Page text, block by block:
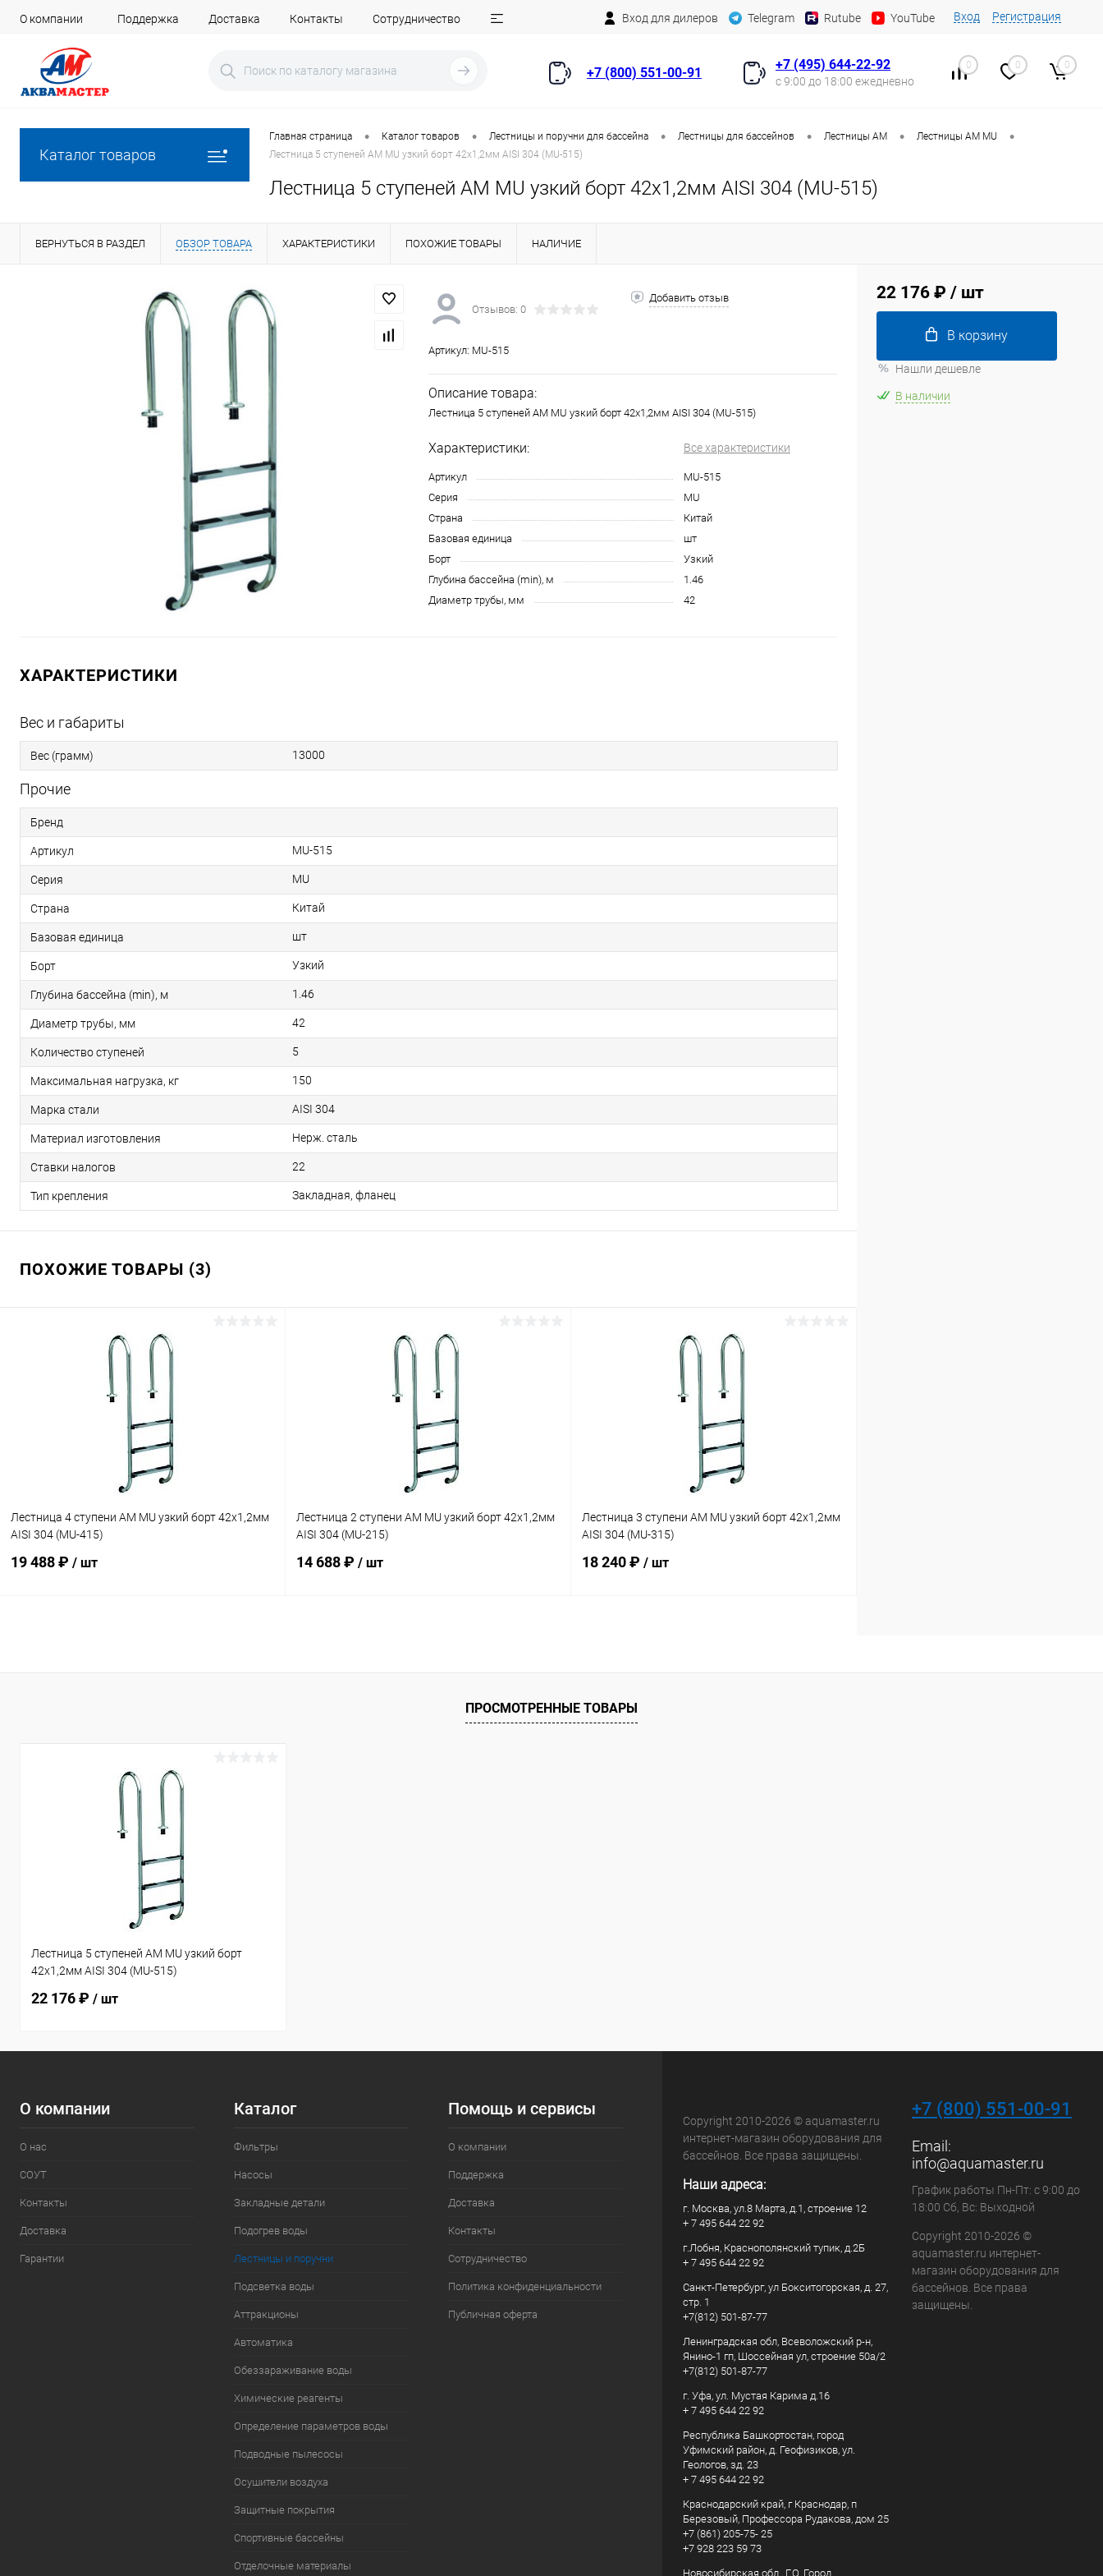
О компании Поддержка Доставка Контакты Сотрудничество Вход для дилеров Telegram Rutube YouTube Вход Регистрация
+7 (800) 551-00-91
+7 (495) 644-22-92
с 9:00 до 18:00 ежедневно
0 0 0
Каталог товаров
Главная страница • Каталог товаров • Лестницы и поручни для бассейна • Лестницы для бассейнов • Лестницы AM • Лестницы AM MU •
Лестница 5 ступеней AM MU узкий борт 42х1,2мм AISI 304 (MU-515)
Лестница 5 ступеней AM MU узкий борт 42х1,2мм AISI 304 (MU-515)
ВЕРНУТЬСЯ В РАЗДЕЛ ОБЗОР ТОВАРА ХАРАКТЕРИСТИКИ ПОХОЖИЕ ТОВАРЫ НАЛИЧИЕ
Отзывов: 0
Добавить отзыв
Артикул: MU-515
Описание товара:
Лестница 5 ступеней AM MU узкий борт 42х1,2мм AISI 304 (MU-515)
Характеристики: Все характеристики
Артикул
MU-515
Серия
MU
Страна
Китай
Базовая единица
шт
Борт
Узкий
Глубина бассейна (min), м
1.46
Диаметр трубы, мм
42
ХАРАКТЕРИСТИКИ
Вес и габариты
Вес (грамм) 13000
Прочие
Бренд
Артикул MU-515
Серия MU
Страна Китай
Базовая единица шт
Борт Узкий
Глубина бассейна (min), м 1.46
Диаметр трубы, мм 42
Количество ступеней 5
Максимальная нагрузка, кг 150
Марка стали AISI 304
Материал изготовления Нерж. сталь
Ставки налогов 22
Тип крепления Закладная, фланец
ПОХОЖИЕ ТОВАРЫ (3)
Лестница 4 ступени AM MU узкий борт 42х1,2мм
AISI 304 (MU-415)
19 488 ₽ / шт
В избранное
Лестница 2 ступени AM MU узкий борт 42х1,2мм
AISI 304 (MU-215)
14 688 ₽ / шт
В избранное
В наличии
Лестница 3 ступени AM MU узкий борт 42х1,2мм
AISI 304 (MU-315)
18 240 ₽ / шт
В избранное
К сравнению
22 176 ₽ / шт
В корзину
Нашли дешевле
В наличии
ПРОСМОТРЕННЫЕ ТОВАРЫ
Лестница 5 ступеней AM MU узкий борт
42х1,2мм AISI 304 (MU-515)
22 176 ₽ / шт
О компании
О нас
СОУТ
Контакты
Доставка
Гарантии
Каталог
Фильтры
Насосы
Закладные детали
Подогрев воды
Лестницы и поручни
Подсветка воды
Аттракционы
Автоматика
Обеззараживание воды
Химические реагенты
Определение параметров воды
Подводные пылесосы
Осушители воздуха
Защитные покрытия
Спортивные бассейны
Отделочные материалы
Помощь и сервисы
О компании
Поддержка
Доставка
Контакты
Сотрудничество
Политика конфиденциальности
Публичная оферта
Copyright 2010-2026 © aquamaster.ru
интернет-магазин оборудования для
бассейнов. Все права защищены.
Наши адреса:
г. Москва, ул.8 Марта, д.1, строение 12
+ 7 495 644 22 92
г.Лобня, Краснополянский тупик, д.2Б
+ 7 495 644 22 92
Санкт-Петербург, ул Бокситогорская, д. 27,
стр. 1
+7(812) 501-87-77
Ленинградская обл, Всеволожский р-н,
Янино-1 гп, Шоссейная ул, строение 50а/2
+7(812) 501-87-77
г. Уфа, ул. Мустая Карима д.16
+ 7 495 644 22 92
Республика Башкортостан, город
Уфимский район, д. Геофизиков, ул.
Геологов, зд. 23
+ 7 495 644 22 92
Краснодарский край, г Краснодар, п
Березовый, Профессора Рудакова, дом 25
+7 (861) 205-75- 25
+7 928 223 59 73
Новосибирская обл., Г.О. Город
+7 (800) 551-00-91
Email:
info@aquamaster.ru
График работы Пн-Пт: с 9:00 до
18:00 Сб, Вс: Выходной
Copyright 2010-2026 ©
aquamaster.ru интернет-
магазин оборудования для
бассейнов. Все права
защищены.